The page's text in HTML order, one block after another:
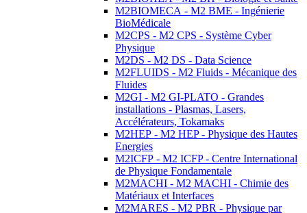
M2BIOMECA - M2 BME - Ingénierie
BioMédicale
M2CPS - M2 CPS - Système Cyber
Physique
M2DS - M2 DS - Data Science
M2FLUIDS - M2 Fluids - Mécanique des
Fluides
M2GI - M2 GI-PLATO - Grandes
installations - Plasmas, Lasers,
Accélérateurs, Tokamaks
M2HEP - M2 HEP - Physique des Hautes
Energies
M2ICFP - M2 ICFP - Centre International
de Physique Fondamentale
M2MACHI - M2 MACHI - Chimie des
Matériaux et Interfaces
M2MARES - M2 PBR - Physique par